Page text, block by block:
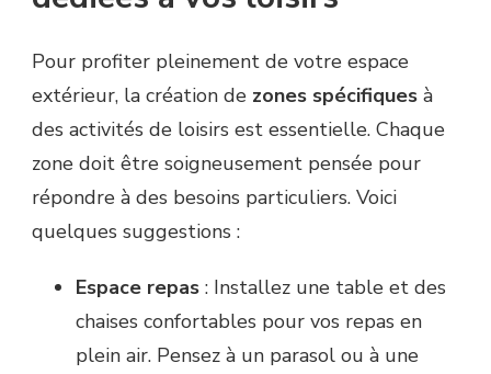
Pour profiter pleinement de votre espace
extérieur, la création de zones spécifiques à
des activités de loisirs est essentielle. Chaque
zone doit être soigneusement pensée pour
répondre à des besoins particuliers. Voici
quelques suggestions :
Espace repas : Installez une table et des
chaises confortables pour vos repas en
plein air. Pensez à un parasol ou à une